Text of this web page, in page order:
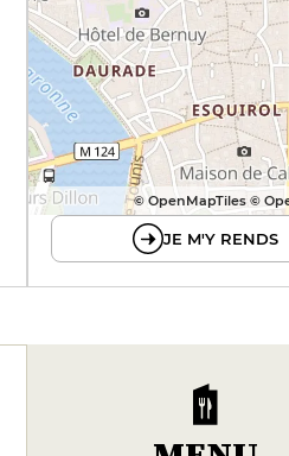
© OpenMapTiles ©
JE M'Y RENDS